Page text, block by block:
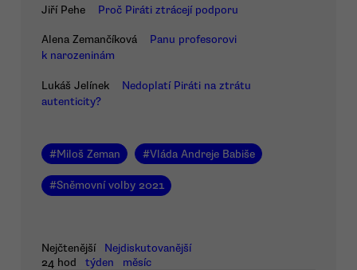
Jiří Pehe Proč Piráti ztrácejí podporu
Alena Zemančíková
Panu profesorovi
k narozeninám
Lukáš Jelínek
Nedoplatí Piráti na ztrátu
autenticity?
#Miloš Zeman #Vláda Andreje Babiše
#Sněmovní volby 2021
Nejčtenější
Nejdiskutovanější
24 hod
týden měsíc